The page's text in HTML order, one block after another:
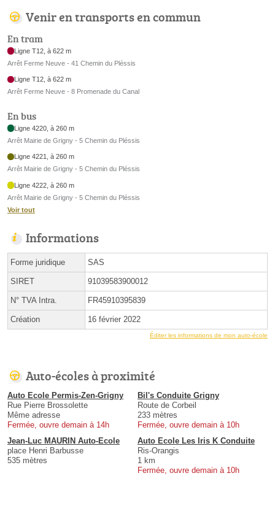
Venir en transports en commun
En tram
Ligne T12, à 622 m
Arrêt Ferme Neuve - 41 Chemin du Pléssis
Ligne T12, à 622 m
Arrêt Ferme Neuve - 8 Promenade du Canal
En bus
Ligne 4220, à 260 m
Arrêt Mairie de Grigny - 5 Chemin du Pléssis
Ligne 4221, à 260 m
Arrêt Mairie de Grigny - 5 Chemin du Pléssis
Ligne 4222, à 260 m
Arrêt Mairie de Grigny - 5 Chemin du Pléssis
Voir tout
Informations
Forme juridique SAS
SIRET 91039583900012
N° TVA Intra. FR45910395839
Création 16 février 2022
Éditer les informations de mon auto-école
Auto-écoles à proximité
Auto Ecole Permis-Zen-Grigny
Rue Pierre Brossolette
Même adresse
Fermée, ouvre demain à 14h
Bil's Conduite Grigny
Route de Corbeil
233 mètres
Fermée, ouvre demain à 10h
Jean-Luc MAURIN Auto-Ecole
place Henri Barbusse
535 mètres
Auto Ecole Les Iris K Conduite
Ris-Orangis
1 km
Fermée, ouvre demain à 10h